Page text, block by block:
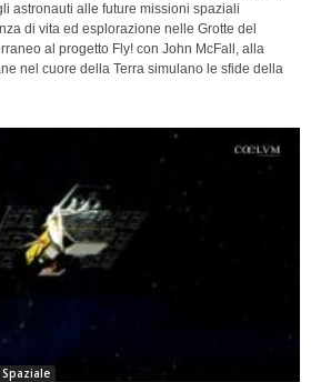
astronauti alle future missioni spaziali
di vita ed esplorazione nelle Grotte del
al progetto Fly! con John McFall, alla
nel cuore della Terra simulano le sfide della